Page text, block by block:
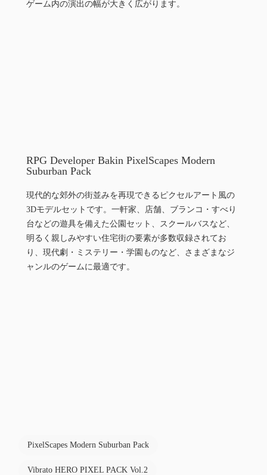
ゲーム内の演出の幅が大きく広がります。
RPG Developer Bakin PixelScapes Modern
Suburban Pack
現代的な郊外の街並みを再現できるピクセルアート風の
3Dモデルセットです。一軒家、店舗、ブランコ・すべり
台などの遊具を備えた公園セット、スクールバスなど、
明るく親しみやすい住宅街の要素が多数収録されてお
り、現代劇・ミステリー・学園ものなど、さまざまなジ
ャンルのゲームに最適です。
PixelScapes Modern Suburban Pack
Vibrato HERO PIXEL PACK Vol.2